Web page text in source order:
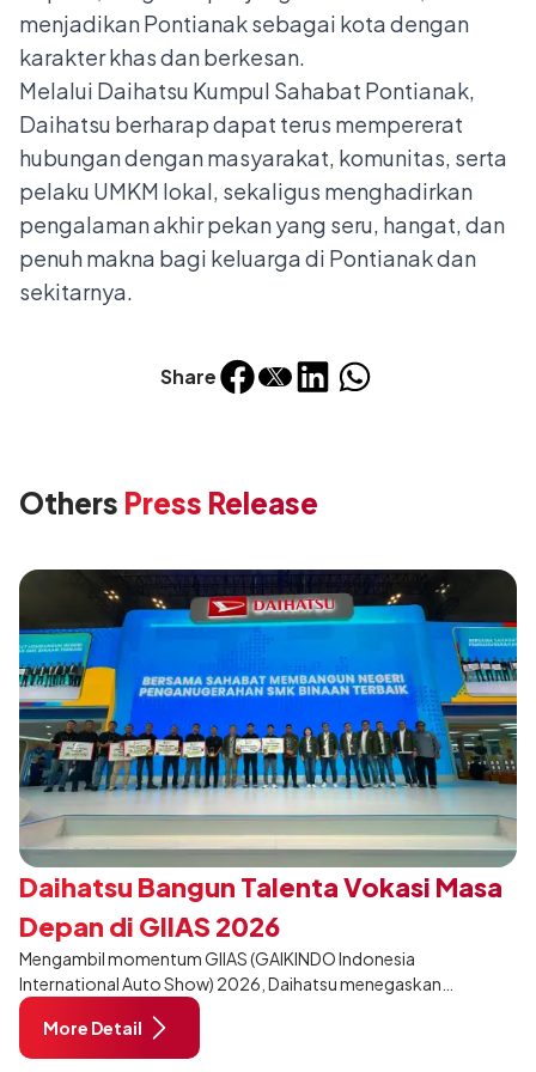
Share
menjadikan Pontianak sebagai kota dengan
karakter khas dan berkesan.
Melalui Daihatsu Kumpul Sahabat Pontianak,
Daihatsu berharap dapat terus mempererat
hubungan dengan masyarakat, komunitas, serta
pelaku UMKM lokal, sekaligus menghadirkan
pengalaman akhir pekan yang seru, hangat, dan
penuh makna bagi keluarga di Pontianak dan
sekitarnya.
Others Press Release
Daihatsu Bangun Talenta Vokasi Masa
Depan di GIIAS 2026
Mengambil momentum GIIAS (GAIKINDO Indonesia
International Auto Show) 2026, Daihatsu menegaskan
komitmennya dalam meningkatkan kualitas SDM (Sumber Daya
Manusia) melalui pendidikan vokasi bertema “Bersama Sahabat
Membangun Negeri”. Komitmen ini diwujudkan melalui ajang
More Detail